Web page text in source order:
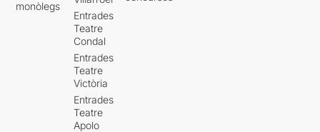
monòlegs
Entrades
Teatre
Condal
Entrades
Teatre
Victòria
Entrades
Teatre
Apolo